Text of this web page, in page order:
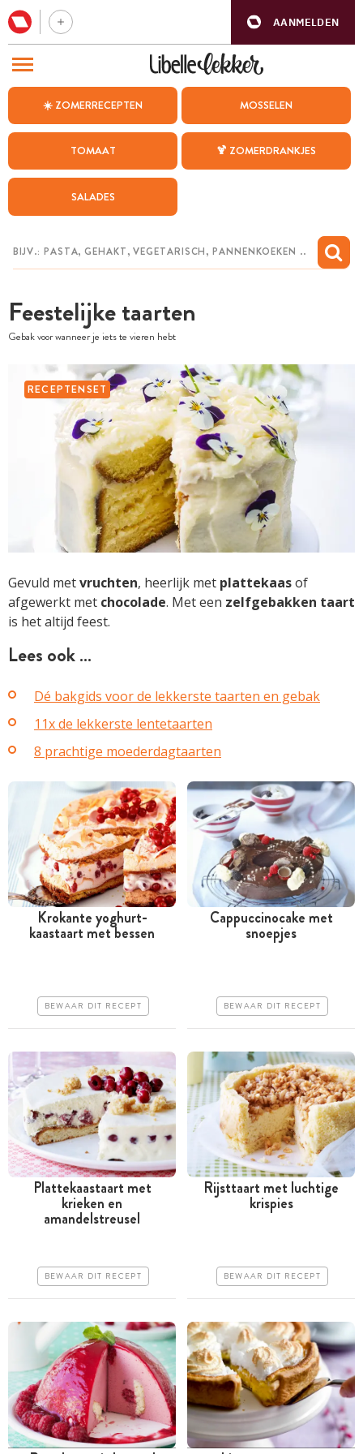
AANMELDEN
☀️ ZOMERRECEPTEN MOSSELEN
TOMAAT 🍹 ZOMERDRANKJES
SALADES
Feestelijke taarten
Gebak voor wanneer je iets te vieren hebt
RECEPTENSET
Gevuld metvruchten, heerlijk met plattekaasof
afgewerkt met chocolade. Met een zelfgebakken taart
is het altijd feest.
Lees ook …
Dé bakgids voor de lekkerste taarten en gebak
11x de lekkerste lentetaarten
8 prachtige moederdagtaarten
Meer dan 1 uur
Makkelijk
Krokante yoghurt-
kaastaart met bessen
BEWAAR DIT RECEPT
Meer dan 1 uur
Makkelijk
Cappuccinocake met
snoepjes
BEWAAR DIT RECEPT
Meer dan 1 uur
Iets moeilijker
Plattekaastaart met
krieken en
amandelstreusel
BEWAAR DIT RECEPT
Meer dan 1 uur
Makkelijk
Rijsttaart met luchtige
krispies
BEWAAR DIT RECEPT
BEZOEK ONZE ANDERE WEBSITES
WEEKMENU
CHAT MET MAIA
MIJN BEWAARDE RECEPTEN